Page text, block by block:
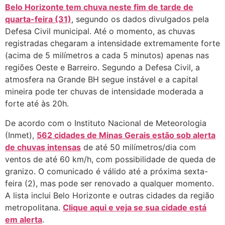
Belo Horizonte tem chuva neste fim de tarde de
quarta-feira (31), segundo os dados divulgados pela
Defesa Civil municipal. Até o momento, as chuvas
registradas chegaram a intensidade extremamente forte
(acima de 5 milímetros a cada 5 minutos) apenas nas
regiões Oeste e Barreiro. Segundo a Defesa Civil, a
atmosfera na Grande BH segue instável e a capital
mineira pode ter chuvas de intensidade moderada a
forte até às 20h.
De acordo com o Instituto Nacional de Meteorologia
(Inmet), 562 cidades de Minas Gerais estão sob alerta
de chuvas intensas de até 50 milímetros/dia com
ventos de até 60 km/h, com possibilidade de queda de
granizo. O comunicado é válido até a próxima sexta-
feira (2), mas pode ser renovado a qualquer momento.
A lista inclui Belo Horizonte e outras cidades da região
metropolitana. Clique aqui e veja se sua cidade está
em alerta.